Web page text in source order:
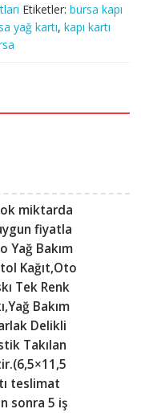
Etiketler: bursa kapı
yağ kartı, kapı kartı
miktarda
fiyatla
Yağ Bakım
Kağıt,Oto
Tek Renk
Bakım
Delikli
Takılan
teslimat
sonra 5 iş